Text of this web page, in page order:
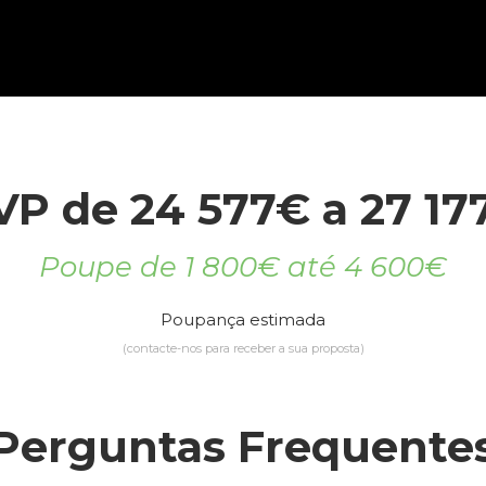
de 24 577€ a 27
Poupe de 1 800€ até 4 600€
Poupança estimada
(contacte-nos para receber a sua proposta)